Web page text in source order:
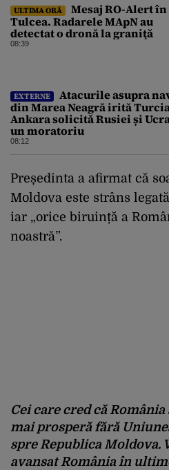
ULTIMA ORĂ
Mesaj RO-Alert în
Tulcea. Radarele MApN au
detectat o dronă la graniţă
08:39
EXTERNE
Atacurile asupra
din Marea Neagră irită
Ankara solicită Rusiei și
un moratoriu
08:12
Președinta a afirmat că
Moldova este strâns
iar „orice biruință a
noastră”.
Cei care cred că
mai prosperă fără
spre Republica Moldova.
avansat România în